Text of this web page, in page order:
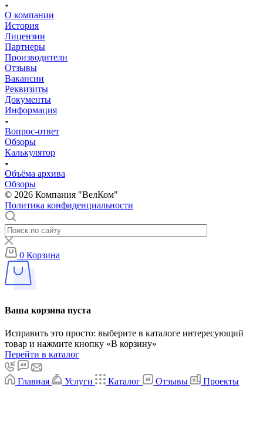
О компании
История
Лицензии
Партнеры
Производители
Отзывы
Вакансии
Реквизиты
Документы
Информация
Вопрос-ответ
Обзоры
Калькулятор
Объёма архива
Обзоры
© 2026 Компания "ВелКом"
Политика конфиденциальности
0 Корзина
Ваша корзина пуста
Исправить это просто: выберите в каталоге интересующий
товар и нажмите кнопку «В корзину»
Перейти в каталог
Главная Услуги Каталог Отзывы Проекты